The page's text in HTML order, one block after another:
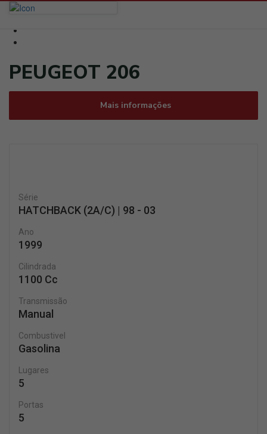
PEUGEOT 206
Mais informações
Série
HATCHBACK (2A/C) | 98 - 03
Ano
1999
Cilindrada
1100 Cc
Transmissão
Manual
Combustivel
Gasolina
Lugares
5
Portas
5